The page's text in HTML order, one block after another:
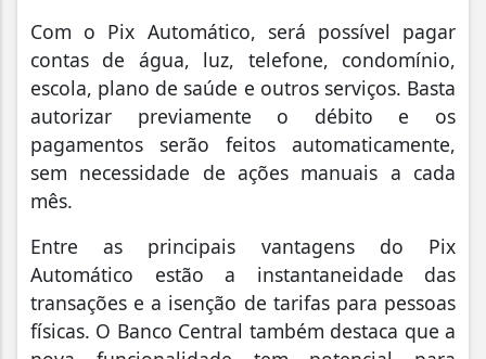
Com o Pix Automático, será possível pagar
contas de água, luz, telefone, condomínio,
escola, plano de saúde e outros serviços. Basta
autorizar previamente o débito e os
pagamentos serão feitos automaticamente,
sem necessidade de ações manuais a cada
mês.
Entre as principais vantagens do Pix
Automático estão a instantaneidade das
transações e a isenção de tarifas para pessoas
físicas. O Banco Central também destaca que a